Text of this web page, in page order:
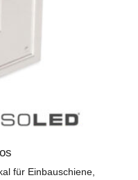
für Einbauschiene,